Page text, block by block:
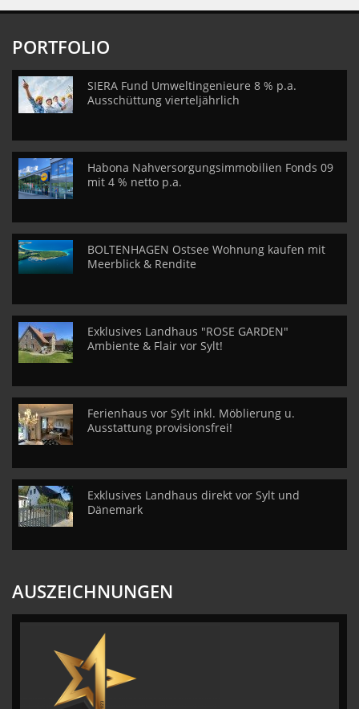
PORTFOLIO
SIERA Fund Umweltingenieure 8 % p.a.
Ausschüttung vierteljährlich
Habona Nahversorgungsimmobilien Fonds 09
mit 4 % netto p.a.
BOLTENHAGEN Ostsee Wohnung kaufen mit
Meerblick & Rendite
Exklusives Landhaus "ROSE GARDEN"
Ambiente & Flair vor Sylt!
Ferienhaus vor Sylt inkl. Möblierung u.
Ausstattung provisionsfrei!
Exklusives Landhaus direkt vor Sylt und
Dänemark
AUSZEICHNUNGEN